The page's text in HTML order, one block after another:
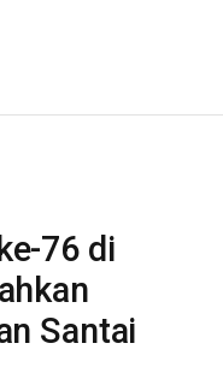
76 di
Santai